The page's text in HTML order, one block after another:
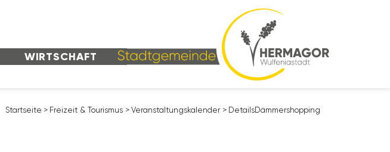
WIRT­SCHAFT
Start­seite > Frei­zeit & Tourismus > Veran­stal­tungs­ka­lender > DetailsDämmer­shop­ping